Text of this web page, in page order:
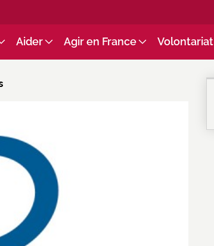
Aider Agir en France Volontariat